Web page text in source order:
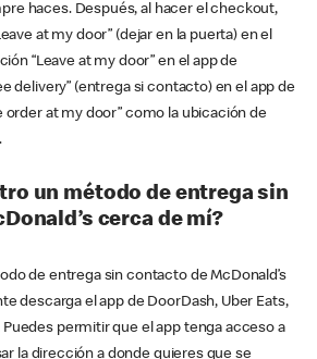
haces. Después, al hacer el checkout,
at my door” (dejar en la puerta) en el
“Leave at my door” en el app de
delivery” (entrega si contacto) en el app de
order at my door” como la ubicación de
un método de entrega sin
cerca de mí?
de entrega sin contacto de McDonald’s
descarga el app de DoorDash, Uber Eats,
permitir que el app tenga acceso a
la dirección a donde quieres que se